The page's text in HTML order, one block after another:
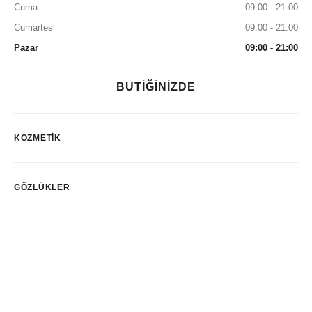
Cuma
09:00 - 21:00
Cumartesi
09:00 - 21:00
Pazar
09:00 - 21:00
BUTİĞİNİZDE
KOZMETIK
GÖZLÜKLER